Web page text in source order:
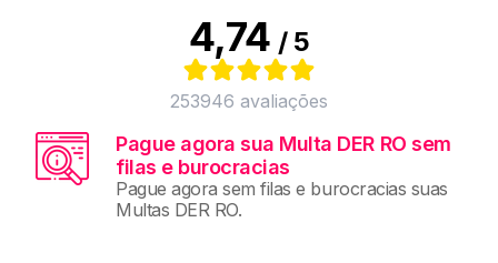
4,74 / 5
253946 avaliações
Pague agora sua Multa DER RO sem
filas e burocracias
Pague agora sem filas e burocracias suas
Multas DER RO.